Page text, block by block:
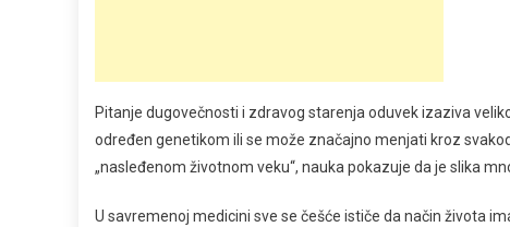
Pitanje dugovečnosti i zdravog starenja oduvek izaziva
određen genetikom ili se može značajno menjati kroz
„nasleđenom životnom veku“, nauka pokazuje da je slika
U savremenoj medicini sve se češće ističe da način života